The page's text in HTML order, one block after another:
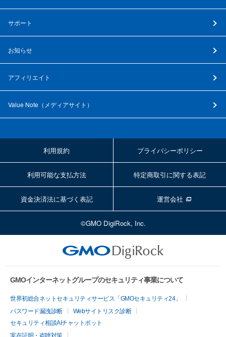
サポート
お知らせ
アフィリエイト
Value Note（ メディアサイト ）
利用規約 プライバシーポリシー
利用可能な支払方法 特定商取引に関する表記
資金決済法に基づく表記 運営会社
©GMO DigiRock, Inc.
GMOインターネットグループのセキュリティ事業について
世界初総合ネットセキュリティサービス「GMOセキュリティ24」
パスワード漏洩診断
Webサイトリスク診断
セキュリティ相談AIチャットボット
実在証明・盗聴対策